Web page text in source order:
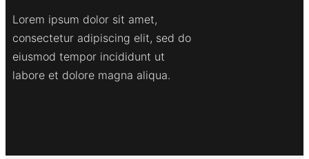
Lorem ipsum dolor sit amet,
consectetur adipiscing elit, sed do
eiusmod tempor incididunt ut
labore et dolore magna aliqua.